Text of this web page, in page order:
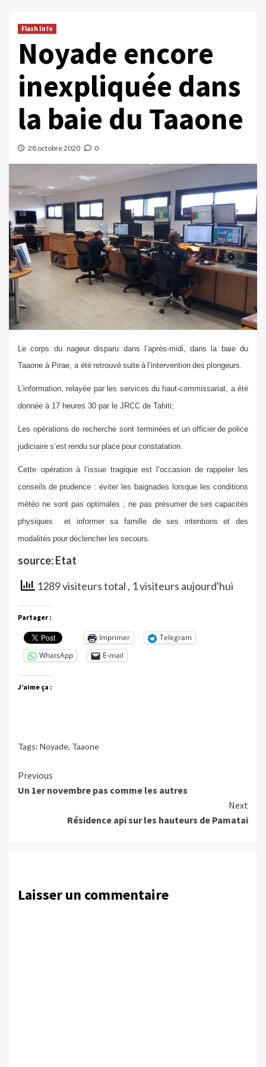
Flash Info
Noyade encore
inexpliquée dans
la baie du Taaone
28 octobre 2020 0
Le corps du nageur disparu dans l’après-midi, dans la baie du
Taaone à Pirae, a été retrouvé suite à ’intervention des plongeurs
L’information, relayée par les services du haut-commissariat, a été
donnée à 17 heures 30 par le JRCC de Tahiti;
Les opérations de recherche sont terminées et un officier de police
judiciaire s’est rendu sur place pour constatation
Cette opération à l’issue tragique est l’occasion de rappeler
les
conseils de prudence : éviter les baignades lorsque les conditions
météo ne sont pas optimales ; ne pas présumer de ses capacités
physiques et informer sa famille de ses intentions et des
modalités pour déclencher les secours
source: Etat
1289 visiteurs total , 1 visiteurs aujourd'hui
Partager :
Imprimer
Telegram
WhatsApp
E-mail
J’aime ça :
Tags: Noyade, Taaone
Continue
Reading
Previous
Un 1er novembre pas comme les autres
Next
Résidence api sur les hauteurs de Pamatai
Laisser un commentaire